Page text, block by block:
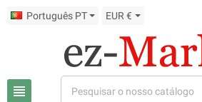
Português PT EUR €
view_headline